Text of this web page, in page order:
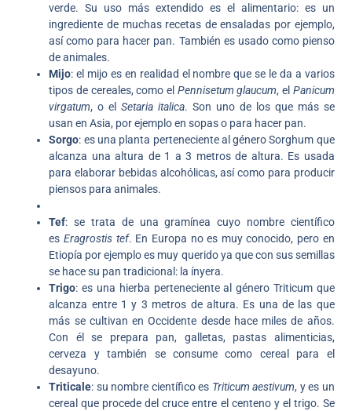
verde. Su uso más extendido es el alimentario: es un
ingrediente de muchas recetas de ensaladas por ejemplo,
así como para hacer pan. También es usado como pienso
de animales.
Mijo: el mijo es en realidad el nombre que se le da a varios
tipos de cereales, como el Pennisetum glaucum, el Panicum
virgatum, o elSetaria italica. Son uno de los que más se
usan en Asia, por ejemplo en sopas o para hacer pan.
Sorgo: es una planta perteneciente al género Sorghum que
alcanza una altura de 1 a 3 metros de altura. Es usada
para elaborar bebidas alcohólicas, así como para producir
piensos para animales.
Tef: se trata de una gramínea cuyo nombre científico
esEragrostis tef. En Europa no es muy conocido, pero en
Etiopía por ejemplo es muy querido ya que con sus semillas
se hace su pan tradicional: la ínyera.
Trigo: es una hierba perteneciente al género Triticum que
alcanza entre 1 y 3 metros de altura. Es una de las que
más se cultivan en Occidente desde hace miles de años.
Con él se prepara pan, galletas, pastas alimenticias,
cerveza y también se consume como cereal para el
desayuno.
Triticale: su nombre científico es Triticum aestivum, y es un
cereal que procede del cruce entre el centeno y el trigo. Se